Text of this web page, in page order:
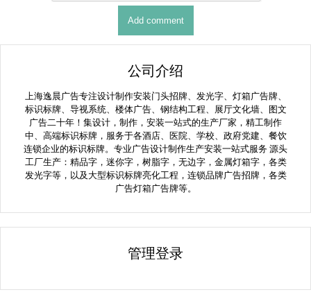
公司介绍
上海逸晨广告专注设计制作安装门头招牌、发光字、灯箱广告牌、
标识标牌、导视系统、楼体广告、钢结构工程、展厅文化墙、图文
广告二十年！集设计，制作，安装一站式的生产厂家，精工制作
中、高端标识标牌，服务于各酒店、医院、学校、政府党建、餐饮
连锁企业的标识标牌。专业广告设计制作生产安装一站式服务 源头
工厂生产：精品字，迷你字，树脂字，无边字，金属灯箱字，各类
发光字等，以及大型标识标牌亮化工程，连锁品牌广告招牌，各类
广告灯箱广告牌等。
管理登录